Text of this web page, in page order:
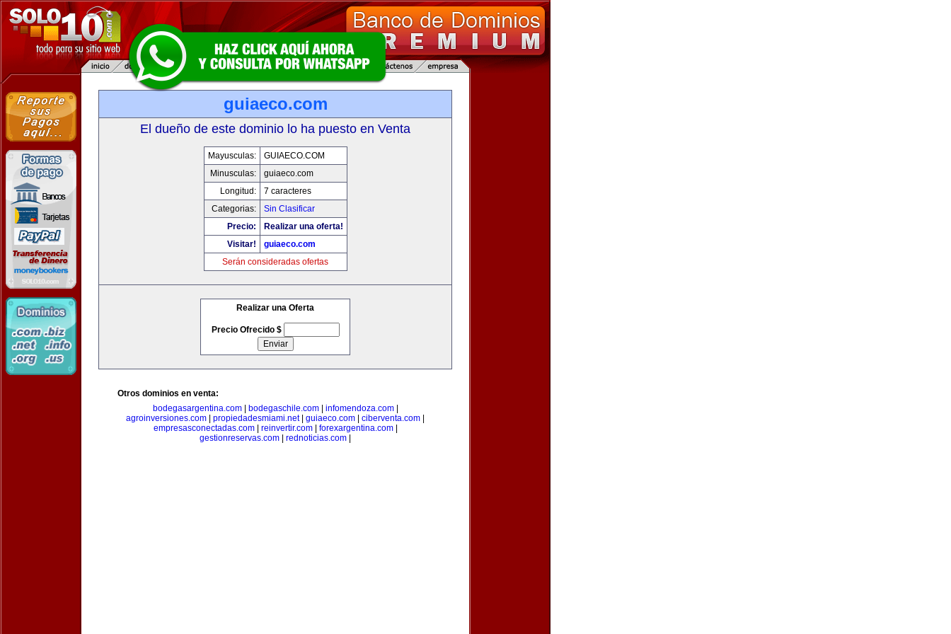
guiaeco.com
El dueño de este dominio lo ha puesto en Venta
Mayusculas:
GUIAECO.COM
Minusculas:
guiaeco.com
Longitud:
7 caracteres
Categorias:
Sin Clasificar
Precio:
Realizar una oferta!
Visitar!
guiaeco.com
Serán consideradas ofertas
Realizar una Oferta
Precio Ofrecido $
Otros dominios en venta:
bodegasargentina.com| bodegaschile.com| infomendoza.com|
agroinversiones.com
propiedadesmiami.net| guiaeco.com ciberventa.com
empresasconectadas.com| reinvertir.com| forexargentina.com|
gestionreservas.com
rednoticias.com